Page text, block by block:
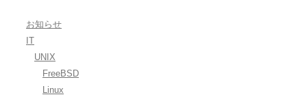
お知らせ
IT
UNIX
FreeBSD
Linux